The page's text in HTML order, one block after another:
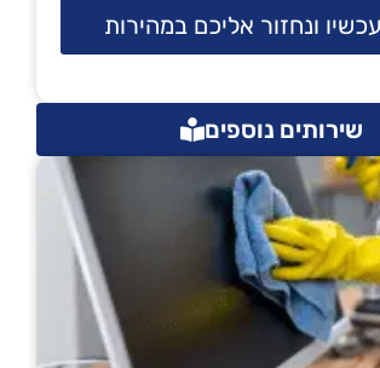
ונחזור אליכם במהירות
שירותים נוספים